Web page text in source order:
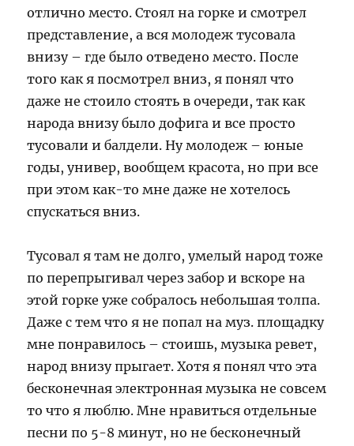
отлично место. Стоял на горке и смотрел
представление, а вся молодеж тусовала
внизу – где было отведено место. После
того как я посмотрел вниз, я понял что
даже не стоило стоять в очереди, так как
народа внизу было дофига и все просто
тусовали и балдели. Ну молодеж – юные
годы, универ, вообщем красота, но при все
при этом как-то мне даже не хотелось
спускаться вниз.
Тусовал я там не долго, умелый народ тоже
по перепрыгивал через забор и вскоре на
этой горке уже собралось небольшая толпа.
Даже с тем что я не попал на муз. площадку
мне понравилось – стоишь, музыка ревет,
народ внизу прыгает. Хотя я понял что эта
бесконечная электронная музыка не совсем
то что я люблю. Мне нравиться отдельные
песни по 5-8 минут, но не бесконечный